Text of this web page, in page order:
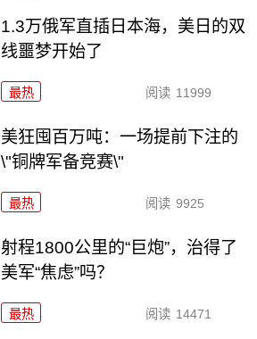
1.3万俄军直插日本海，美日的双
线噩梦开始了
最热 阅读 11999
美狂囤百万吨：一场提前下注的
\"铜牌军备竞赛\"
最热 阅读 9925
射程1800公里的“巨炮”，治得了
美军“焦虑”吗？
最热 阅读 14471